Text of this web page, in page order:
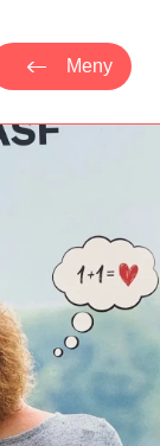
Meny